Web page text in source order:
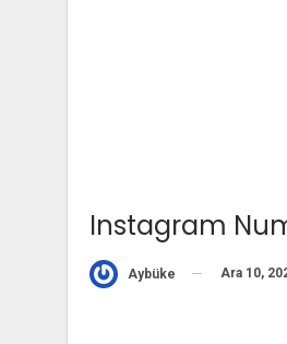
Instagram
Aybüke Ara 10,